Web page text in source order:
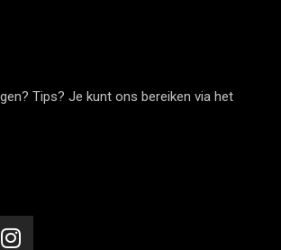
Tips? Je kunt ons bereiken via het